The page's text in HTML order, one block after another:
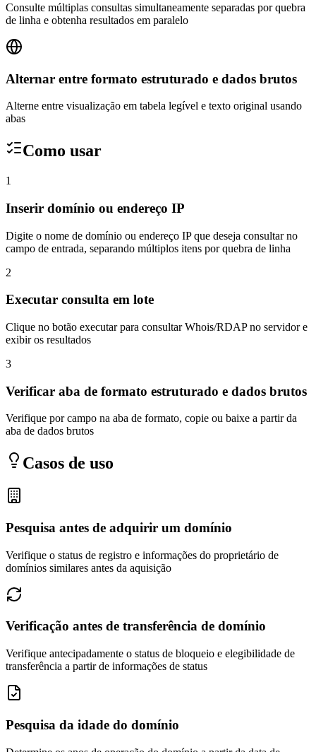
Consulte múltiplas consultas simultaneamente separadas por quebra
de linha e obtenha resultados em paralelo
Alternar entre formato estruturado e dados brutos
Alterne entre visualização em tabela legível e texto original usando
abas
Como usar
1
Inserir domínio ou endereço IP
Digite o nome de domínio ou endereço IP que deseja consultar no
campo de entrada, separando múltiplos itens por quebra de linha
2
Executar consulta em lote
Clique no botão executar para consultar Whois/RDAP no servidor e
exibir os resultados
3
Verificar aba de formato estruturado e dados brutos
Verifique por campo na aba de formato, copie ou baixe a partir da
aba de dados brutos
Casos de uso
Pesquisa antes de adquirir um domínio
Verifique o status de registro e informações do proprietário de
domínios similares antes da aquisição
Verificação antes de transferência de domínio
Verifique antecipadamente o status de bloqueio e elegibilidade de
transferência a partir de informações de status
Pesquisa da idade do domínio